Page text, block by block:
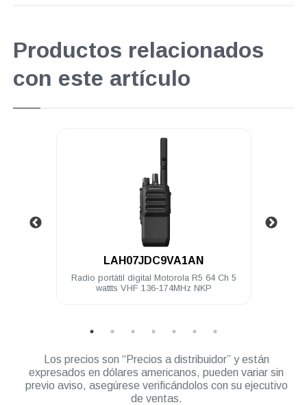
Productos relacionados
con este artículo
.
LAH07JDC9VA1AN
Radio portátil digital Motorola R5 64 Ch 5
wattts VHF 136-174MHz NKP
Los precios son “Precios a distribuidor” y están
expresados en dólares americanos, pueden variar sin
previo aviso, asegúrese verificándolos con su ejecutivo
de ventas.